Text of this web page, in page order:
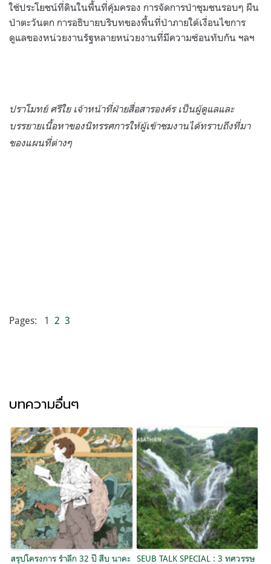
ใช้ประโยชน์ที่ดินในพื้นที่คุ้มครอง การจัดการป่าชุมชนรอบๆ ผืน
ป่าตะวันตก การอธิบายบริบทของพื้นที่ป่าภายใต้เงื่อนไขการ
ดูแลของหน่วยงานรัฐหลายหน่วยงานที่มีความซ้อนทับกัน ฯลฯ
ปราโมทย์ ศรีใย เจ้าหน้าที่ฝ่ายสื่อสารองค์ร เป็นผู้ดูแลและ
บรรยายเนื้อหาของนิทรรศการให้ผู้เข้าชมงานได้ทราบถึงที่มา
ของแผนที่ต่างๆ
Pages: Page
1 ,Page
2 ,Page
3
บทความอื่นๆ
สรุปโครงการ รำลึก 32 ปี สืบ นาคะ SEUB TALK SPECIAL : 3 ทศวรรษ